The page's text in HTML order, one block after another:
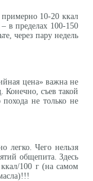
10-20 ккал
в пределах 100-150
через пару недель
цена» важна не
Конечно, съев такой
не только не
легко. Чего нельзя
общепита. Здесь
100 г (на самом